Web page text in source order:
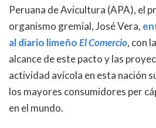
Peruana de Avicultura (APA), el
organismo gremial, José Vera,
al diario limeñoEl Comercio, con
alcance de este pacto y las
actividad avícola en esta nación
los mayores consumidores per
en el mundo.